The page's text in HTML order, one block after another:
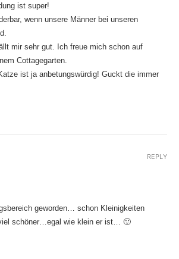
ist super!
wenn unsere Männer bei unseren
mir sehr gut. Ich freue mich schon auf
Cottagegarten.
ist ja anbetungswürdig! Guckt die immer
geworden… schon Kleinigkeiten
schöner…egal wie klein er ist… 🙂
REPLY